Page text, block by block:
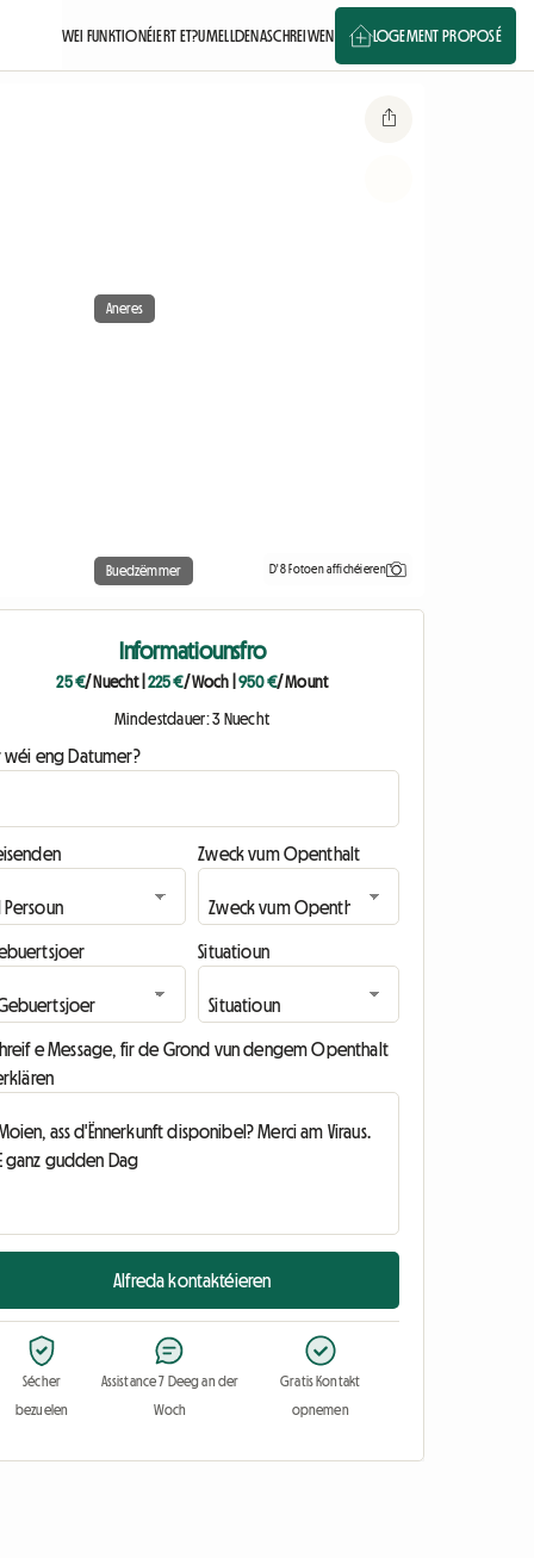
WEI FUNKTIONÉIERT ET?UMELLDENASCHREIWEN LOGEMENT PROPOSÉ
Aneres
Buedzëmmer D'8 Fotoen affichéieren
Informatiounsfro
25 €/ Nuecht| 225 €/ Woch |950 €/ Mount
Mindestdauer: 3 Nuecht
wéi eng Datumer?
Zweck vum Openthalt
Situatioun
e Message, fir de Grond vun dengem Openthalt
Alfreda kontaktéieren
Sécher
bezuelen
Assistance 7 Deeg an der
Woch
Gratis Kontakt
opnemen